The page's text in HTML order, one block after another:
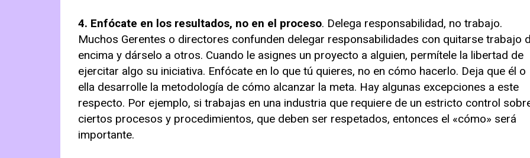
4. Enfócate en los resultados, no en el proceso. Delega responsabilidad, no trabajo.
Muchos Gerentes o directores confunden delegar responsabilidades con quitarse trabajo
encima y dárselo a otros. Cuando le asignes un proyecto a alguien, permítele la libertad de
ejercitar algo su iniciativa. Enfócate en lo que tú quieres, no en cómo hacerlo. Deja que él o
ella desarrolle la metodología de cómo alcanzar la meta. Hay algunas excepciones a este
respecto. Por ejemplo, si trabajas en una industria que requiere de un estricto control
ciertos procesos y procedimientos, que deben ser respetados, entonces el «cómo» será
importante.